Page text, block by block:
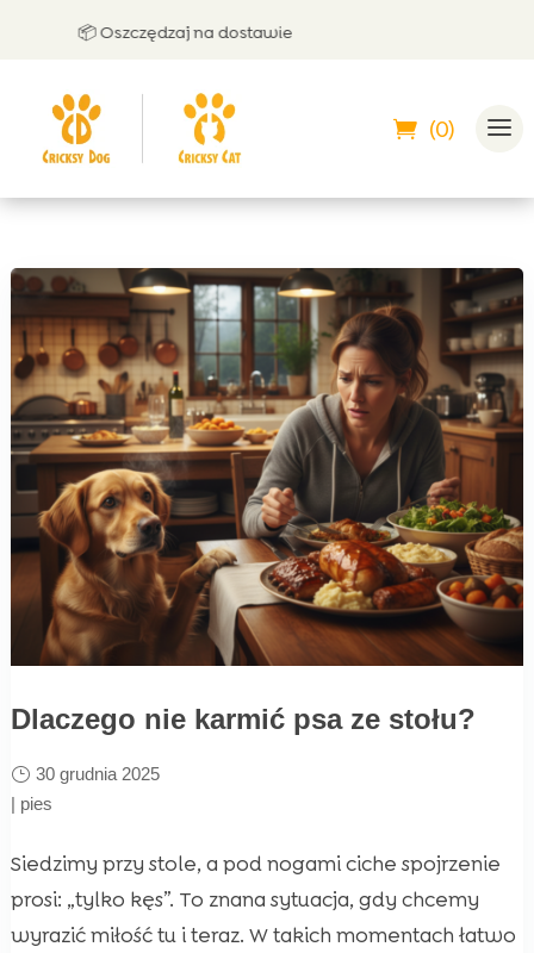
📦 Oszczędzaj na dostawie
(0)
Dlaczego nie karmić psa ze stołu?
30 grudnia 2025
| pies
Siedzimy przy stole, a pod nogami ciche spojrzenie
prosi: „tylko kęs”. To znana sytuacja, gdy chcemy
wyrazić miłość tu i teraz. W takich momentach łatwo